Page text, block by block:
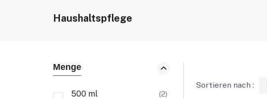
Haushaltspflege
Menge
500 ml (2)
Sortieren nach :